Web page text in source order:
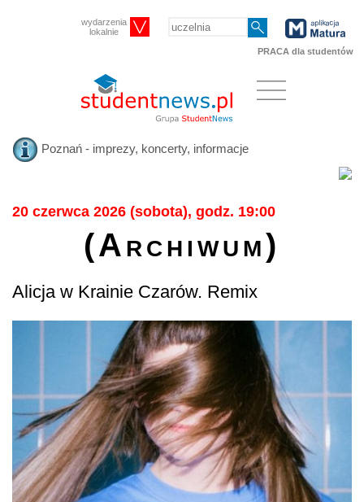
wydarzenia
lokalnie
PRACA dla studentów
Poznań - imprezy, koncerty, informacje
20 czerwca 2026 (sobota), godz. 19:00
(Archiwum)
Alicja w Krainie Czarów. Remix